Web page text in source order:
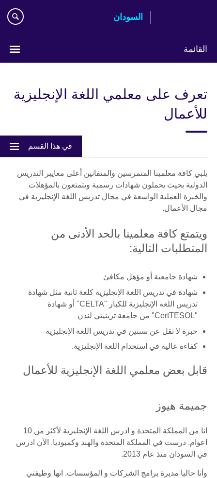
السودان
القائمة
تعرف على معلمي اللغة الإنجليزية
للأعمال
في هذا القسم
يلبي كافة معلمينا المتمرسين والمتفانين أعلى معايير التدريس
الدولية بحيث يحملون شهادات رسمية ويتمتعون بالمؤهلات
والخبرة العملية الواسعة في مجال تدريس اللغة الإنجليزية في
مجال الأعمال.
ويتمتع كافة معلمينا بالحد الأدنى من
المتطلبات التالية:
شهادة جامعية أو مؤهل مكافئ
شهادة في تدريس اللغة الإنجليزية كلغة ثانية مثل شهادة
تدريس اللغة الإنجليزية للكبار "CELTA" أو شهادة
"CertTESOL" من جامعة ترينيتي لندن
خبرة لا تقل عن سنتين في تدريس اللغة الإنجليزية
كفاءة عالية في استخدام اللغة الإنجليزية.
قابل بعض معلمي اللغة الإنجليزية للأعمال
جميمة هيوز
انا من المملكة المتحدة و ادرس اللغة الإنجليزية لأكثر من 10
اعوام. درست في المملكة المتحدة والهند وكمبوديا. الآن ادرس
في السودان منذ عام 2013.
وأنا حاليا مديرة برامج الشركات و المؤسسات. انها وظيفتي